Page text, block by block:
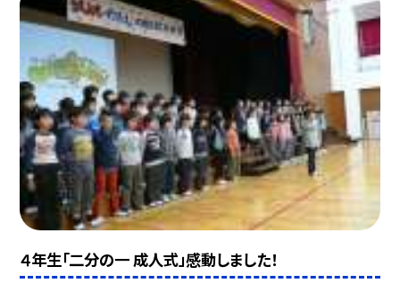
４年生「二分の一 成人式」感動しました！